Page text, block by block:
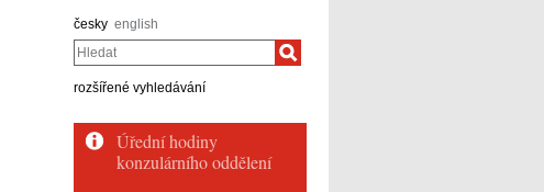
česky english
Hledat
rozšířené vyhledávání
Úřední hodiny
konzulárního oddělení